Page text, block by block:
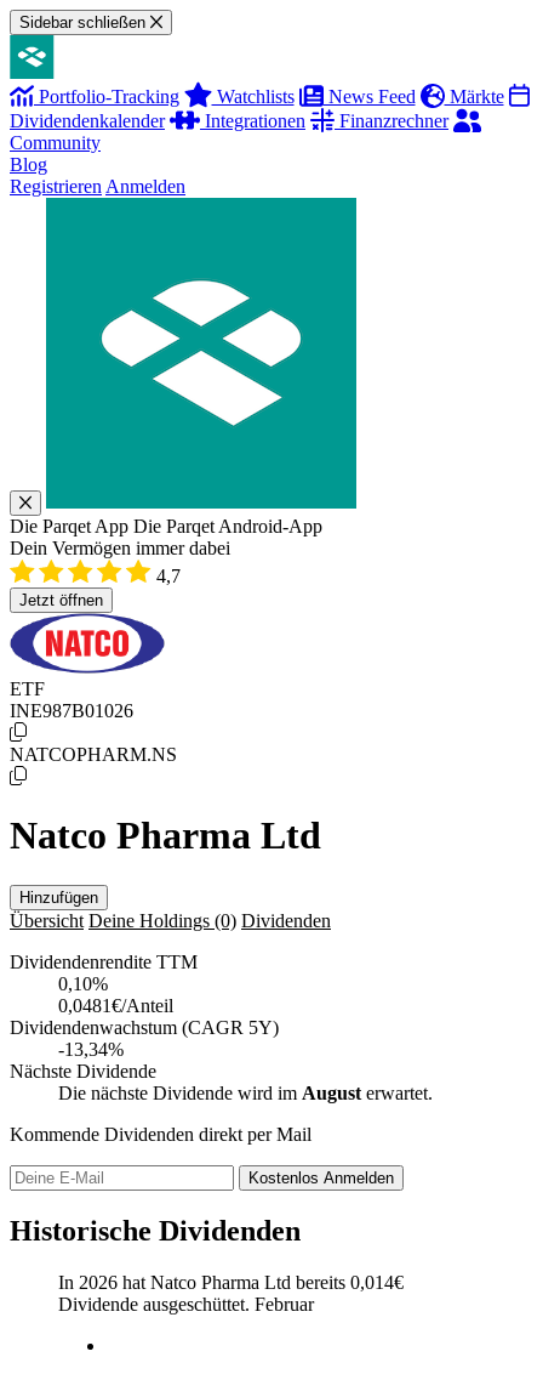
Sidebar schließen
Portfolio-Tracking Watchlists News Feed
Märkte
Dividendenkalender
Integrationen
Finanzrechner
Community
Blog
Registrieren Anmelden
Die Parqet App Die Parqet Android-App
Dein Vermögen immer dabei
4,7
Jetzt öffnen
ETF
INE987B01026
NATCOPHARM.NS
Natco Pharma Ltd
Hinzufügen
Übersicht Deine Holdings (0) Dividenden
Dividendenrendite TTM
0,10%
0,0481€/Anteil
Dividendenwachstum (CAGR 5Y)
-13,34%
Nächste Dividende
Die nächste Dividende wird im August erwartet.
Kommende Dividenden direkt per Mail
Kostenlos Anmelden
Historische Dividenden
In 2026 hat Natco Pharma Ltd bereits 0,014€
Dividende ausgeschüttet. Februar